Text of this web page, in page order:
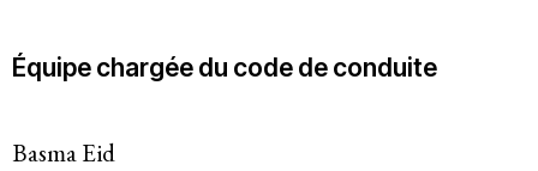
Équipe chargée du code de conduite
Basma Eid